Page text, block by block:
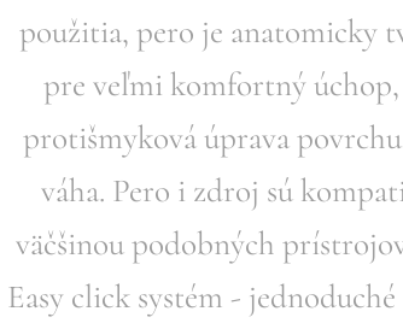
použitia, pero je anatomicky
pre veľmi komfortný
protišmyková úprava
váha. Pero i zdroj sú
väčšinou podobných
Easy click systém -